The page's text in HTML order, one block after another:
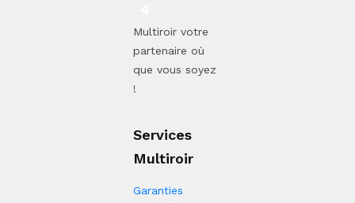
Multiroir votre
partenaire où
que vous soyez
!
Services
Multiroir
Garanties